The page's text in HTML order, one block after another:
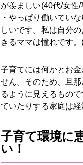
が羨ましい(40代/女性
・やっぱり働いてい
しいです。私は自分
きるママは憧れです
子育てには何かとお
せん。そのため、旦
るように見えるもの
ていたりする家庭は
子育て環境に
い！